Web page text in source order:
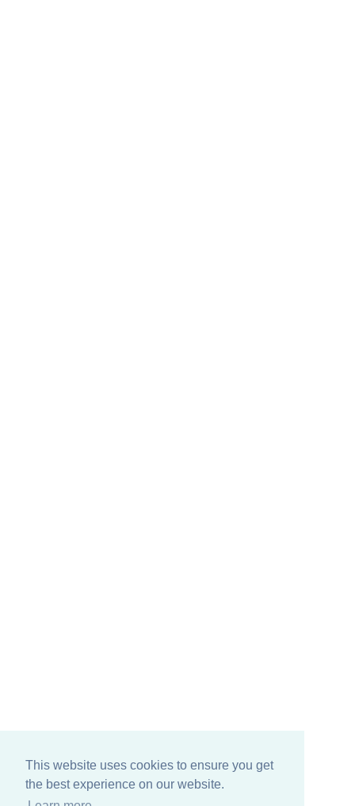
This website uses cookies to ensure you get
the best experience on our website.